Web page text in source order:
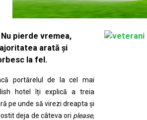
Nu pierde vremea,
arată și
la fel.
portărelul de la cel mai
hotel îți explică a treia
pe unde să virezi dreapta și
deja de câteva ori please,